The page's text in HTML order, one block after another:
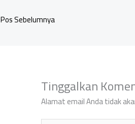
Pos Sebelumnya
Tinggalkan
Alamat email Anda tidak